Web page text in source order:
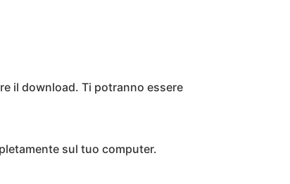
il download. Ti potranno essere
sul tuo computer.